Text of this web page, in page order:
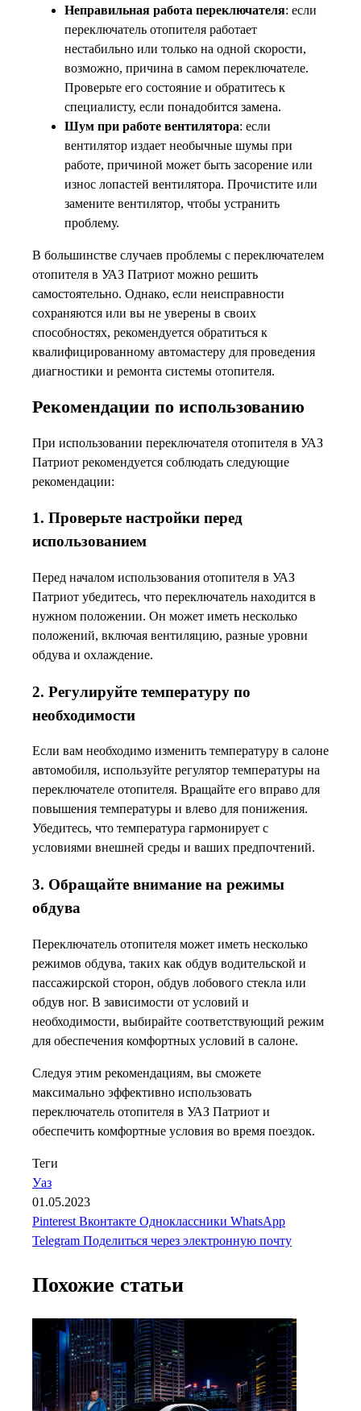
Неправильная работа переключателя: если
переключатель отопителя работает
нестабильно или только на одной скорости,
возможно, причина в самом переключателе.
Проверьте его состояние и обратитесь к
специалисту, если понадобится замена.
Шум при работе вентилятора: если
вентилятор издает необычные шумы при
работе, причиной может быть засорение или
износ лопастей вентилятора. Прочистите или
замените вентилятор, чтобы устранить
проблему.
В большинстве случаев проблемы с переключателем
отопителя в УАЗ Патриот можно решить
самостоятельно. Однако, если неисправности
сохраняются или вы не уверены в своих
способностях, рекомендуется обратиться к
квалифицированному автомастеру для проведения
диагностики и ремонта системы отопителя.
Рекомендации по использованию
При использовании переключателя отопителя в УАЗ
Патриот рекомендуется соблюдать следующие
рекомендации:
1. Проверьте настройки перед
использованием
Перед началом использования отопителя в УАЗ
Патриот убедитесь, что переключатель находится в
нужном положении. Он может иметь несколько
положений, включая вентиляцию, разные уровни
обдува и охлаждение.
2. Регулируйте температуру по
необходимости
Если вам необходимо изменить температуру в салоне
автомобиля, используйте регулятор температуры на
переключателе отопителя. Вращайте его вправо для
повышения температуры и влево для понижения.
Убедитесь, что температура гармонирует с
условиями внешней среды и ваших предпочтений.
3. Обращайте внимание на режимы
обдува
Переключатель отопителя может иметь несколько
режимов обдува, таких как обдув водительской и
пассажирской сторон, обдув лобового стекла или
обдув ног. В зависимости от условий и
необходимости, выбирайте соответствующий режим
для обеспечения комфортных условий в салоне.
Следуя этим рекомендациям, вы сможете
максимально эффективно использовать
переключатель отопителя в УАЗ Патриот и
обеспечить комфортные условия во время поездок.
Теги
Уаз
01.05.2023
Pinterest Вконтакте Одноклассники WhatsApp
Telegram Поделиться через электронную почту
Похожие статьи